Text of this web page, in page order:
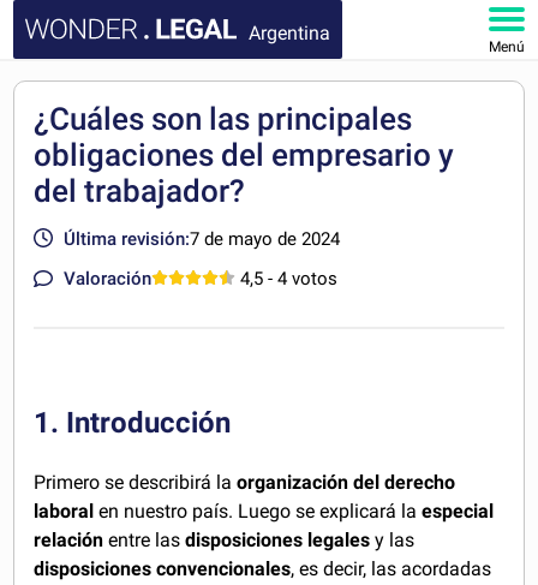
Argentina
Menú
DOCUMENTOS
MI CUENTA
¿Cuáles son las principales
obligaciones del empresario y
del trabajador?
Última revisión:7 de mayo de 2024
Valoración
4,5 - 4 votos
1. Introducción
Primero se describirá laorganización del derecho
laboral en nuestro país. Luego se explicará laespecial
relación entre lasdisposiciones legales y las
disposiciones convencionales, es decir, las acordadas